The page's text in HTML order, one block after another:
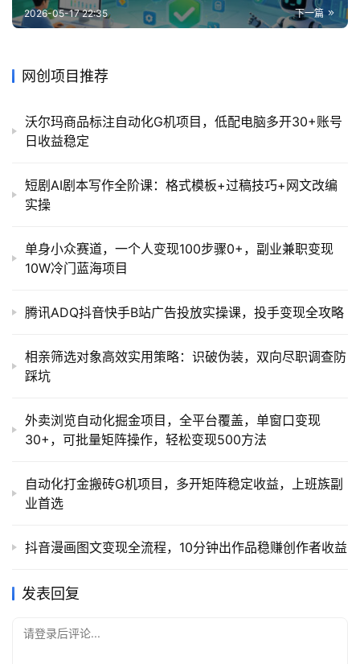
下一篇
2026-05-17 22:35
网创项目推荐
沃尔玛商品标注自动化G机项目，低配电脑多开30+账号
日收益稳定
短剧AI剧本写作全阶课：格式模板+过稿技巧+网文改编
实操
单身小众赛道，一个人变现100步骤0+，副业兼职变现
10W冷门蓝海项目
腾讯ADQ抖音快手B站广告投放实操课，投手变现全攻略
相亲筛选对象高效实用策略：识破伪装，双向尽职调查防
踩坑
外卖浏览自动化掘金项目，全平台覆盖，单窗口变现
30+，可批量矩阵操作，轻松变现500方法
自动化打金搬砖G机项目，多开矩阵稳定收益，上班族副
业首选
抖音漫画图文变现全流程，10分钟出作品稳赚创作者收益
发表回复
请登录后评论...